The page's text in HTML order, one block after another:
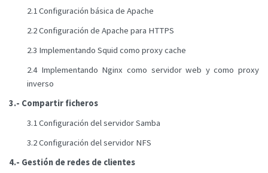
2.1 Configuración básica de Apache
2.2 Configuración de Apache para HTTPS
2.3 Implementando Squid como proxy cache
2.4 Implementando Nginx como servidor web y como proxy
inverso
3.- Compartir ficheros
3.1 Configuración del servidor Samba
3.2 Configuración del servidor NFS
4.- Gestión de redes de clientes